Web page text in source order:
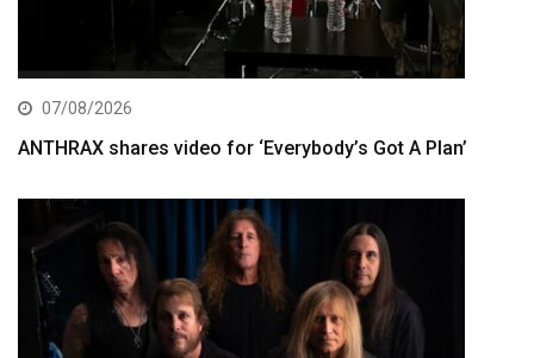
07/08/2026
ANTHRAX shares video for ‘Everybody’s Got A Plan’